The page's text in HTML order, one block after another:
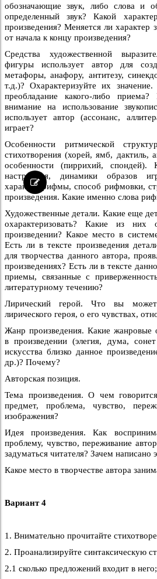
обозначающие звук, либо слова и
определенный звук? Какой
произведения? Меняется ли характер
от начала к концу произведения?
Средства художественной
фигуры использует автор для
метафоры, анафору, антитезу,
т.д.)? Охарактеризуйте их
преобладание какого-либо
внимание на использование
использует автор (ассонанс,
играет?
Особенности ритмической
стихотворения (хорей, ямб, дактиль,
особенности (пиррихий,
настроения, динамики образов
характер рифмы, способ рифмовки,
произведения. Какие именно слова
Художественные детали. Какие еще
охарактеризовать? Какие из них
произведении? Какое место в
Есть ли в тексте произведения
для творчества данного автора,
произведениях? Есть ли в тексте
приемы, связанные с
литературному течению?
Лирический герой. Что вы
лирического героя, о его чувствах,
Жанр произведения. Какие жанровые
в произведении (элегия, дума,
искусства близко данное
др.)? Почему?
Авторская позиция.
Тема произведения. О чем
предмет, проблема, чувство,
изображения?
Идея произведения. Как
проблему, чувство, переживание
задуматься читателя? Зачем написано
Какое место в творчестве автора
Вариант 4
1. Внимательно прочитайте
2. Проанализируйте синтаксическую
2.1 сколько предложений входит в него;